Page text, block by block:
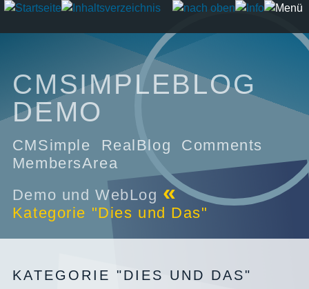
CMSIMPLEBLOG
DEMO
CMSimple RealBlog Comments
MembersArea
Demo und WebLog «
Kategorie "Dies und Das"
KATEGORIE "DIES UND DAS"